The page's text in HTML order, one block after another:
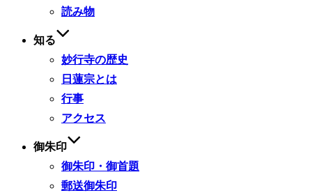
読み物
知る
妙行寺の歴史
日蓮宗とは
行事
アクセス
御朱印
御朱印・御首題
郵送御朱印